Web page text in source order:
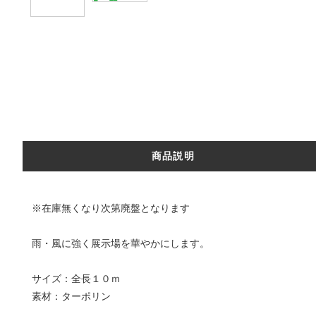
商品説明
※在庫無くなり次第廃盤となります
雨・風に強く展示場を華やかにします。
サイズ：全長１０ｍ
素材：ターポリン